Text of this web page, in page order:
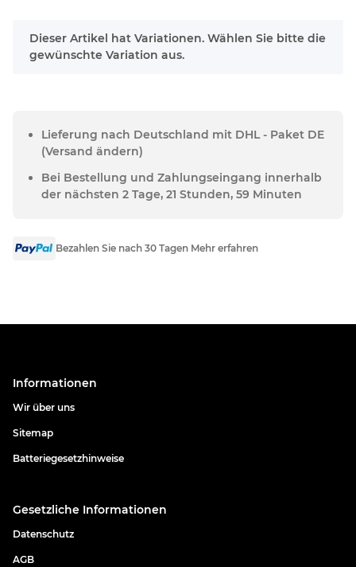
x
Dieser Artikel hat Variationen. Wählen Sie bitte die
gewünschte Variation aus.
Lieferung nach Deutschland mit DHL - Paket DE
(Versand ändern)
Bei Bestellung und Zahlungseingang innerhalb
der nächsten 2 Tage, 21 Stunden, 59 Minuten
Bezahlen Sie nach 30 Tagen Mehr erfahren
Informationen
Wir über uns
Sitemap
Batteriegesetzhinweise
Gesetzliche Informationen
Datenschutz
AGB